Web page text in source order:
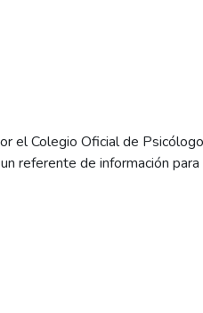
Colegio Oficial de
referente de información